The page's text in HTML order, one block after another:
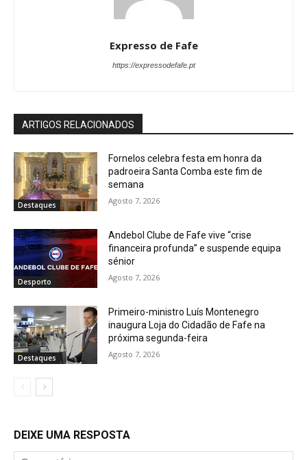
Expresso de Fafe
https://expressodefafe.pt
ARTIGOS RELACIONADOS
Destaques
Fornelos celebra festa em honra da
padroeira Santa Comba este fim de
semana
Agosto 7, 2026
Desporto
Andebol Clube de Fafe vive “crise
financeira profunda” e suspende equipa
sénior
Agosto 7, 2026
Destaques
Primeiro-ministro Luís Montenegro
inaugura Loja do Cidadão de Fafe na
próxima segunda-feira
Agosto 7, 2026
DEIXE UMA RESPOSTA